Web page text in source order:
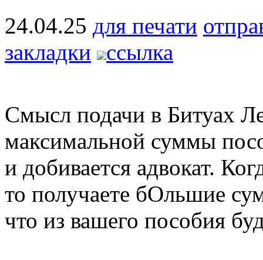
24.04.25 для печати
закладки
ссылка
Смысл подачи в Битуах
максимальной суммы
и добивается адвокат.
то получаете бОльшие
что из вашего пособия